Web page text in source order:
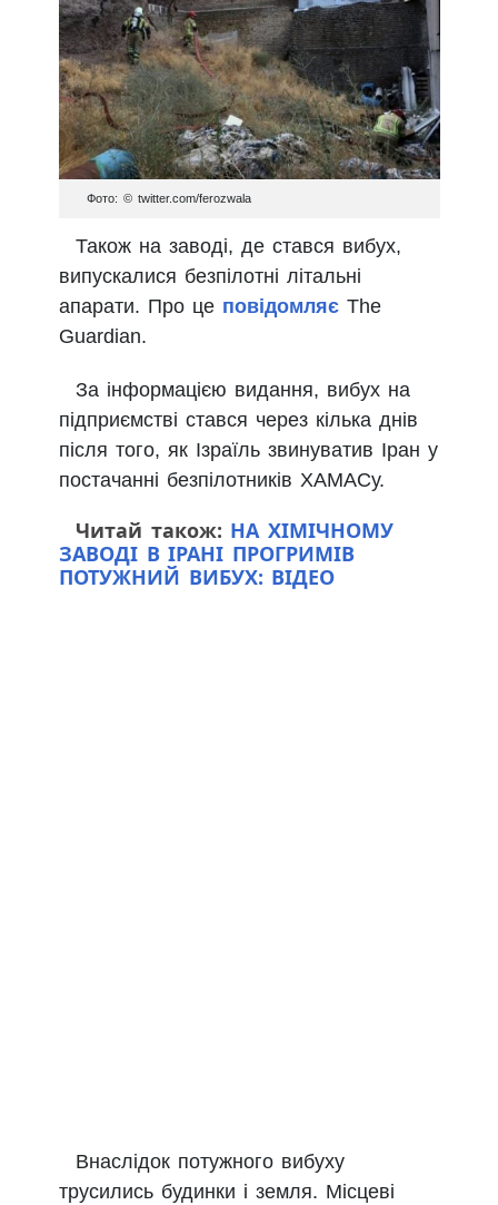
Фото: © twitter.com/ferozwala
Також на заводі, де стався вибух,
випускалися безпілотні літальні
апарати. Про це повідомляє The
Guardian.
За інформацією видання, вибух на
підприємстві стався через кілька днів
після того, як Ізраїль звинуватив Іран у
постачанні безпілотників ХАМАСу.
Читай також: НА ХІМІЧНОМУ
ЗАВОДІ В ІРАНІ ПРОГРИМІВ
ПОТУЖНИЙ ВИБУХ: ВІДЕО
Внаслідок потужного вибуху
трусились будинки і земля. Місцеві